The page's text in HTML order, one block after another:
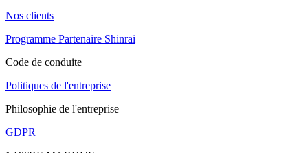
Nos clients
Programme Partenaire Shinrai
Code de conduite
Politiques de l'entreprise
Philosophie de l'entreprise
GDPR